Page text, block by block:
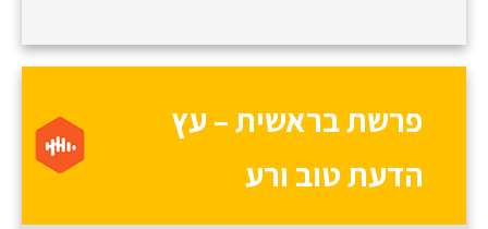
פרשת בראשית – עץ
הדעת טוב ורע